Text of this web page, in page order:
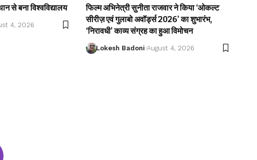
से बना विश्वविद्यालय
4, 2026
फिल्म अभिनेत्री सुनीता राजवार ने किया ‘ओकल्ट
सीरीज़ एवं गुलाबो अवॉर्ड्स 2026’ का शुभारंभ,
‘निरावधी’ काव्य संग्रह का हुआ विमोचन
Lokesh Badoni August 4, 2026